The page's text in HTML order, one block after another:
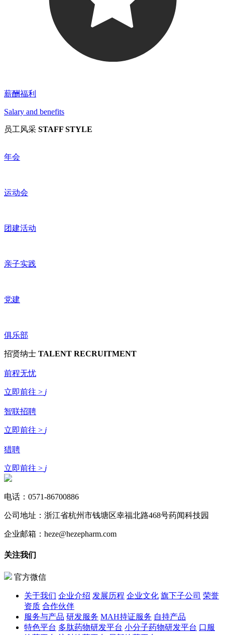
薪酬福利
Salary and benefits
员工风采 STAFF STYLE
年会
运动会
团建活动
亲子实践
党建
俱乐部
招贤纳士 TALENT RECRUITMENT
前程无忧
立即前往 > j
智联招聘
立即前往 > j
猎聘
立即前往 > j
电话： 0571-86700886
公司地址： 浙江省杭州市钱塘区幸福北路468号药闻科技园
企业邮箱： heze@hezepharm.com
关注我们
官方微信
关于我们 企业介绍 发展历程 企业文化 旗下子公司 荣誉
资质 合作伙伴
服务与产品 研发服务 MAH持证服务 自持产品
特色平台 多肽药物研发平台 小分子药物研发平台 口服